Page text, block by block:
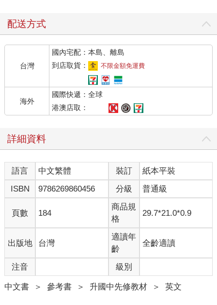
配送方式
台灣
國內宅配：本島、離島
到店取貨：
不限金額免運費
海外
國際快遞：全球
港澳店取：
詳細資料
語言 中文繁體 裝訂
紙本平裝
ISBN
9786269860456 分級 普通級
頁數 184
商品規
格
29.7*21.0*0.9
出版地 台灣
適讀年
齡
全齡適讀
注音 級別
中文書 ＞ 參考書 ＞ 升國中先修教材 ＞ 英文